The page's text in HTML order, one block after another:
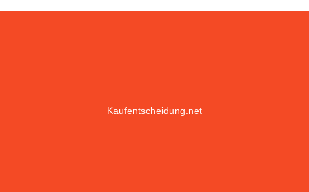
Kaufentscheidung.net